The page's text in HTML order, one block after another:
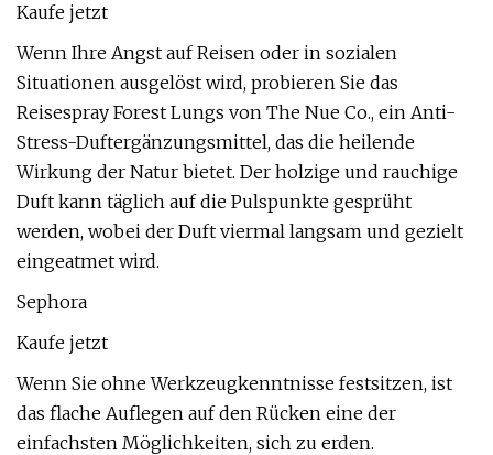
Kaufe jetzt
Wenn Ihre Angst auf Reisen oder in sozialen
Situationen ausgelöst wird, probieren Sie das
Reisespray Forest Lungs von The Nue Co., ein Anti-
Stress-Duftergänzungsmittel, das die heilende
Wirkung der Natur bietet. Der holzige und rauchige
Duft kann täglich auf die Pulspunkte gesprüht
werden, wobei der Duft viermal langsam und gezielt
eingeatmet wird.
Sephora
Kaufe jetzt
Wenn Sie ohne Werkzeugkenntnisse festsitzen, ist
das flache Auflegen auf den Rücken eine der
einfachsten Möglichkeiten, sich zu erden.